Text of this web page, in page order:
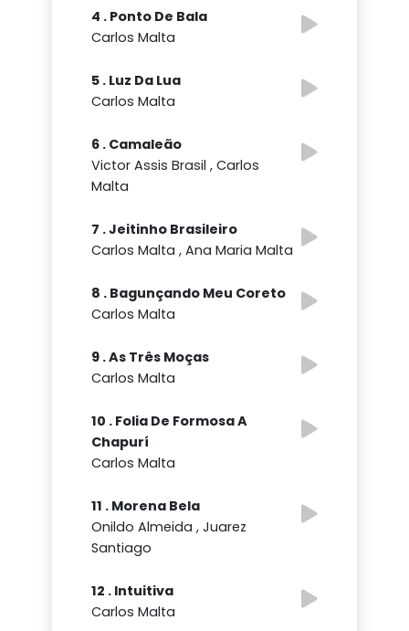
4 . Ponto De Bala
Carlos Malta
5 . Luz Da Lua
Carlos Malta
6 . Camaleão
Victor Assis Brasil , Carlos
Malta
7 . Jeitinho Brasileiro
Carlos Malta , Ana Maria Malta
8 . Bagunçando Meu Coreto
Carlos Malta
9 . As Três Moças
Carlos Malta
10 . Folia De Formosa A
Chapurí
Carlos Malta
11 . Morena Bela
Onildo Almeida , Juarez
Santiago
12 . Intuitiva
Carlos Malta